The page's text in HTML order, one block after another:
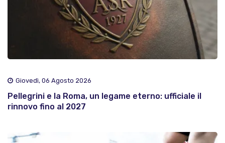
Giovedì, 06 Agosto 2026
Pellegrini e la Roma, un legame eterno: ufficiale il
rinnovo fino al 2027